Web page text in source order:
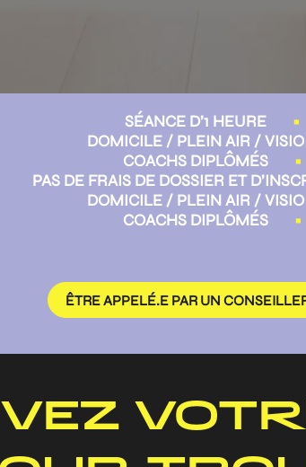
SÉANCE D’1 HEURE
•
DOMICILE / PLEIN AIR / VISIO
COACHS DIPLÔMÉS
•
PAS DE FRAIS DE DOSSIER ET
DOMICILE / PLEIN AIR / VISIO
COACHS DIPLÔMÉS
•
ÊTRE APPELÉ.E PAR UN